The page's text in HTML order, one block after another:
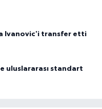
Ivanovic'i transfer etti
uluslararası standart